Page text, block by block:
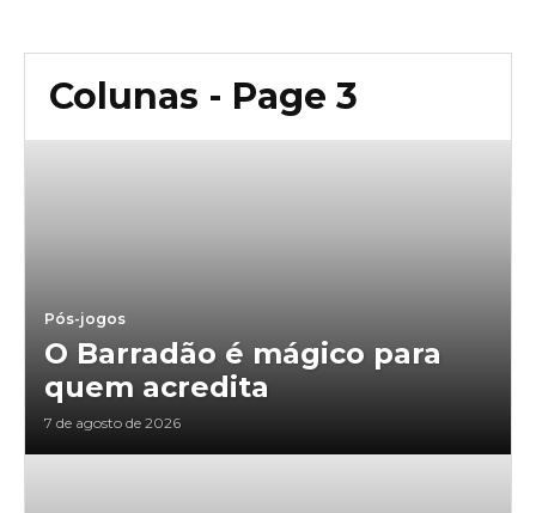
Colunas - Page 3
Pós-jogos
O Barradão é mágico para
quem acredita
7 de agosto de 2026